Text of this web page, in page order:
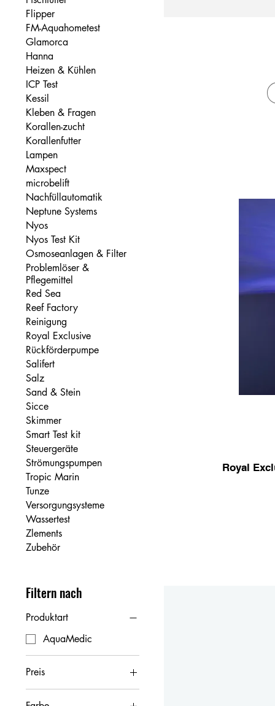
Flipper
FM-Aquahometest
Glamorca
Hanna
Heizen & Kühlen
ICP Test
Kessil
Kleben & Fragen
Korallen-zucht
Korallenfutter
Lampen
Maxspect
microbelift
Nachfüllautomatik
Neptune Systems
Nyos
Nyos Test Kit
Osmoseanlagen & Filter
Problemlöser &
Pflegemittel
Red Sea
Reef Factory
Reinigung
Royal Exclusive
Rückförderpumpe
Salifert
Salz
Sand & Stein
Sicce
Skimmer
Smart Test kit
Steuergeräte
Strömungspumpen
Tropic Marin
Tunze
Versorgungsysteme
Wassertest
Zlements
Zubehör
Filtern nach
Produktart
AquaMedic
Preis
Royal